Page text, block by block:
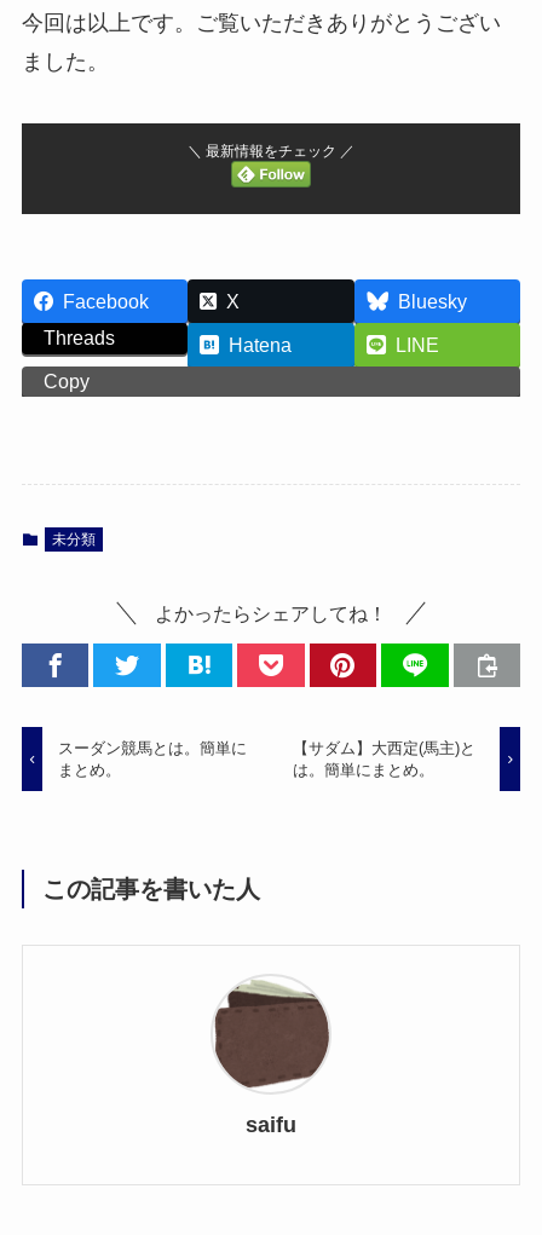
今回は以上です。ご覧いただきありがとうござい
ました。
＼ 最新情報をチェック ／
Facebook X
Bluesky
Threads
Hatena
LINE
Copy
未分類
よかったらシェアしてね！
スーダン競馬とは。簡単に
まとめ。
【サダム】大西定(馬主)と
は。簡単にまとめ。
この記事を書いた人
saifu